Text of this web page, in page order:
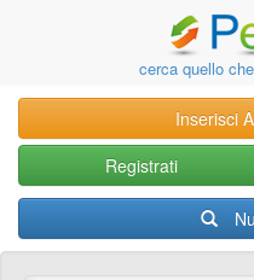
cerca quello
Inserisci
Registrati